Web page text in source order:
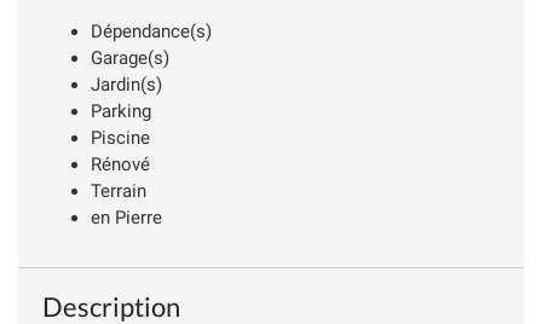
Dépendance(s)
Garage(s)
Jardin(s)
Parking
Piscine
Rénové
Terrain
en Pierre
Description